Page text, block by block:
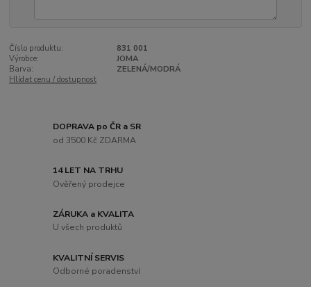
Číslo produktu:
831 001
Výrobce:
JOMA
Barva:
ZELENÁ/MODRÁ
Hlídat cenu / dostupnost
DOPRAVA po ČR a SR
od 3500 Kč ZDARMA
14 LET NA TRHU
Ověřený prodejce
ZÁRUKA a KVALITA
U všech produktů
KVALITNÍ SERVIS
Odborné poradenství